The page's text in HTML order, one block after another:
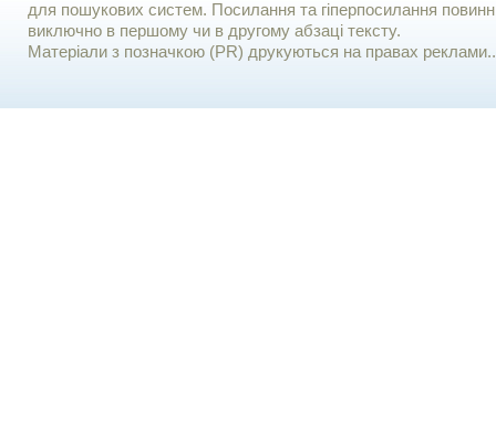
для пошукових систем. Посилання та гіперпосилання
виключно в першому чи в другому абзаці тексту.
Матеріали з позначкою (PR) друкуються на правах реклами..